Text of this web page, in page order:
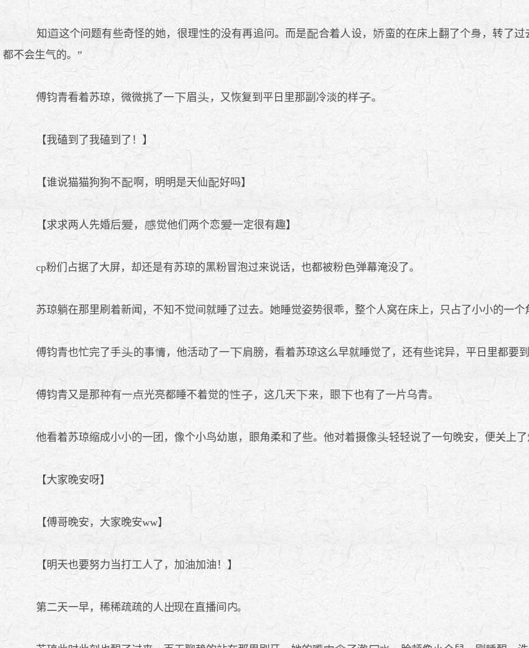
知 这个问题有些奇怪的她，很理 的没有再追问。而是 合着人设， 蛮的在床上翻了个
，转了过
都不会生气的。”
傅钧青看着苏琼，微微挑了一 眉 ，又恢复到平日里那副冷淡的样 。
【我磕到了我磕到了！】
【谁说猫猫狗狗不 啊，明明是天仙 好吗】
【求求两人先婚后 ， 觉他们两个恋 一定很有趣】
cp粉们占据了大屏，却还是有苏琼的黑粉冒泡过来说话，也都被粉 弹幕淹没了。
苏琼躺在那里刷着新闻，不知不觉间就睡了过去。她睡觉姿势很乖，整个人窝在床上，只占了小小的一个
傅钧青也忙完了手 的事 ，他活动了一 肩膀，看着苏琼这么早就睡觉了，还有些诧异，平日里都要
傅钧青又是那 有一 光亮都睡不着觉的 ，这几天 来， 也有了一片乌青。
他看着苏琼缩成小小的一团，像个小鸟幼崽， 角柔和了些。他对着摄像 轻轻说了一句晚安，便关上
【大家晚安呀】
【傅哥晚安，大家晚安ww】
【明天也要努力当打工人了，加油加油！】
第二天一早，稀稀疏疏的人 现在直播间 。